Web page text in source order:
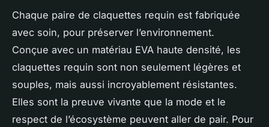
Chaque paire de claquettes requin est fabriquée
avec soin, pour préserver l’environnement.
Conçue avec un matériau EVA haute densité, les
claquettes requin sont non seulement légères et
souples, mais aussi incroyablement résistantes.
Elles sont la preuve vivante que la mode et le
respect de l’écosystème peuvent aller de pair. Pour